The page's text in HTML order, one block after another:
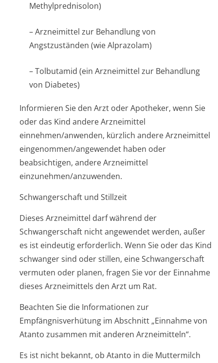
Methylprednisolon)
– Arzneimittel zur Behandlung von
Angstzuständen (wie Alprazolam)
– Tolbutamid (ein Arzneimittel zur Behandlung
von Diabetes)
Informieren Sie den Arzt oder Apotheker, wenn Sie
oder das Kind andere Arzneimittel
einnehmen/anwenden, kürzlich andere Arzneimittel
eingenommen/an­gewendet haben oder
beabsichtigen, andere Arzneimittel
einzunehmen/an­zuwenden.
Schwangerschaft und Stillzeit
Dieses Arzneimittel darf während der
Schwangerschaft nicht angewendet werden, außer
es ist eindeutig erforderlich. Wenn Sie oder das Kind
schwanger sind oder stillen, eine Schwangerschaft
vermuten oder planen, fragen Sie vor der Einnahme
dieses Arzneimittels den Arzt um Rat.
Beachten Sie die Informationen zur
Empfängnisverhütung im Abschnitt „Einnahme von
Atanto zusammen mit anderen Arzneimitteln“.
Es ist nicht bekannt, ob Atanto in die Muttermilch